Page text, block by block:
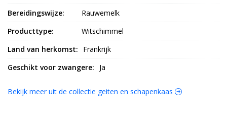
Bereidingswijze:
Rauwemelk
Producttype:
Witschimmel
Land van herkomst:
Frankrijk
Geschikt voor zwangere:
Ja
Bekijk meer uit de collectie geiten en schapenkaas